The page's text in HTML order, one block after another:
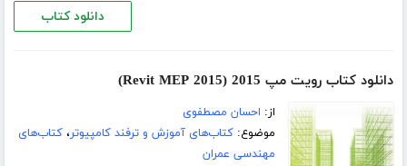
دانلود کتاب
دانلود کتاب رویت مپ 2015 (Revit MEP 2015)
از: احسان مصطفوی
موضوع:کتاب‌های آموزش و ترفند کامپیوتر،کتاب‌های
مهندسی عمران